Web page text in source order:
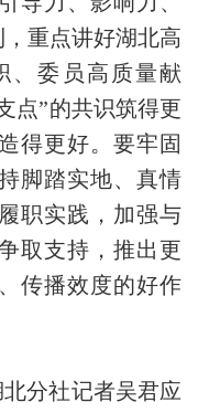
重点讲好湖北高
、委员高质量献
点”的共识筑得更
得更好。要牢固
脚踏实地、真情
职实践，加强与
取支持，推出更
传播效度的好作
分社记者吴君应